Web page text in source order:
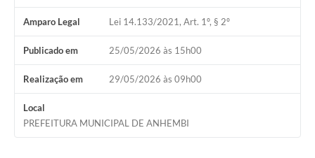
Amparo Legal Lei 14.133/2021, Art. 1º, § 2º
Publicado em 25/05/2026 às 15h00
Realização em 29/05/2026 às 09h00
Local
PREFEITURA MUNICIPAL DE ANHEMBI